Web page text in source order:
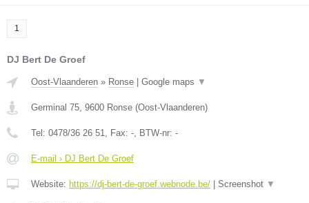
1
DJ Bert De Groef
Oost-Vlaanderen » Ronse Google maps ▼
Germinal 75, 9600 Ronse (Oost-Vlaanderen)
Tel: 0478/36 26 51, Fax: -, BTW-nr: -
E-mail › DJ Bert De Groef
Website: https://dj-bert-de-groef.webnode.be/ Screenshot ▼